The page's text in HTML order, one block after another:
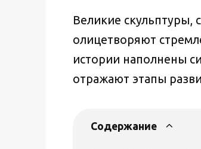
Великие
олицетворяют
истории наполнены
отражают этапы
Содержание